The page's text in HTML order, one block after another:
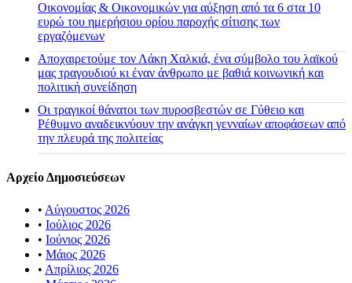
Οικονομίας & Οικονομικών για αύξηση από τα 6 στα 10
ευρώ του ημερήσιου ορίου παροχής σίτισης των
εργαζόμενων
Αποχαιρετούμε τον Λάκη Χαλκιά, ένα σύμβολο του λαϊκού
μας τραγουδιού κι έναν άνθρωπο με βαθιά κοινωνική και
πολιτική συνείδηση
Οι τραγικοί θάνατοι των πυροσβεστών σε Γύθειο και
Ρέθυμνο αναδεικνύουν την ανάγκη γενναίων αποφάσεων από
την πλευρά της πολιτείας
Αρχείο Δημοσιεύσεων
• Αύγουστος 2026
• Ιούλιος 2026
• Ιούνιος 2026
• Μάιος 2026
• Απρίλιος 2026